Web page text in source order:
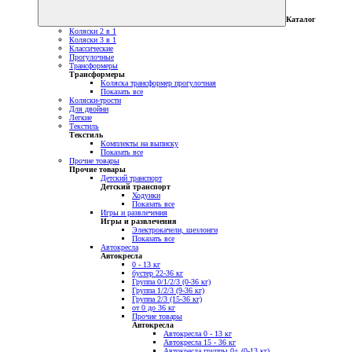
Каталог
Коляски 2 в 1
Коляски 3 в 1
Классические
Прогулочные
Трансформеры
Трансформеры
Коляска трансформер прогулочная
Показать все
Коляски-трости
Для двойни
Легкие
Текстиль
Текстиль
Комплекты на выписку
Показать все
Прочие товары
Прочие товары
Детский транспорт
Детский транспорт
Ходунки
Показать все
Игры и развлечения
Игры и развлечения
Электрокачели, шезлонги
Показать все
Автокресла
Автокресла
0 - 13 кг
бустер 22-36 кг
Группа 0/1/2/3 (0-36 кг)
Группа 1/2/3 (9-36 кг)
Группа 2/3 (15-36 кг)
от 0 до 36 кг
Прочие товары
Автокресла
Автокресла 0 - 13 кг
Автокресла 15 - 36 кг